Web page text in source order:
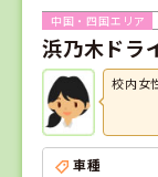
浜乃木ドラ
校内女
車種